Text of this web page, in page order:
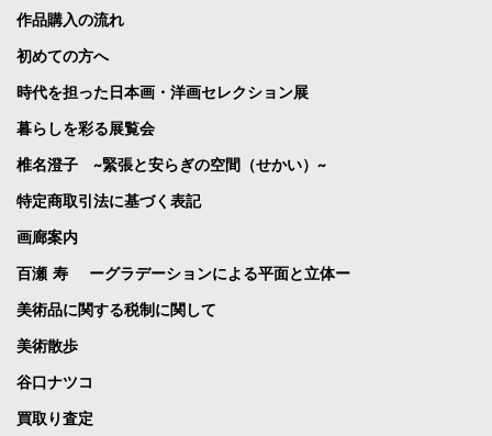
作品購入の流れ
初めての方へ
時代を担った日本画・洋画セレクション展
暮らしを彩る展覧会
椎名澄子 ~緊張と安らぎの空間（せかい）~
特定商取引法に基づく表記
画廊案内
百瀬 寿 ーグラデーションによる平面と立体ー
美術品に関する税制に関して
美術散歩
谷口ナツコ
買取り査定